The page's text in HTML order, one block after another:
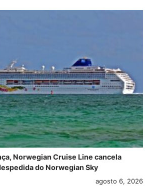
Norwegian Cruise Line cancela
do Norwegian Sky
agosto 6, 2026